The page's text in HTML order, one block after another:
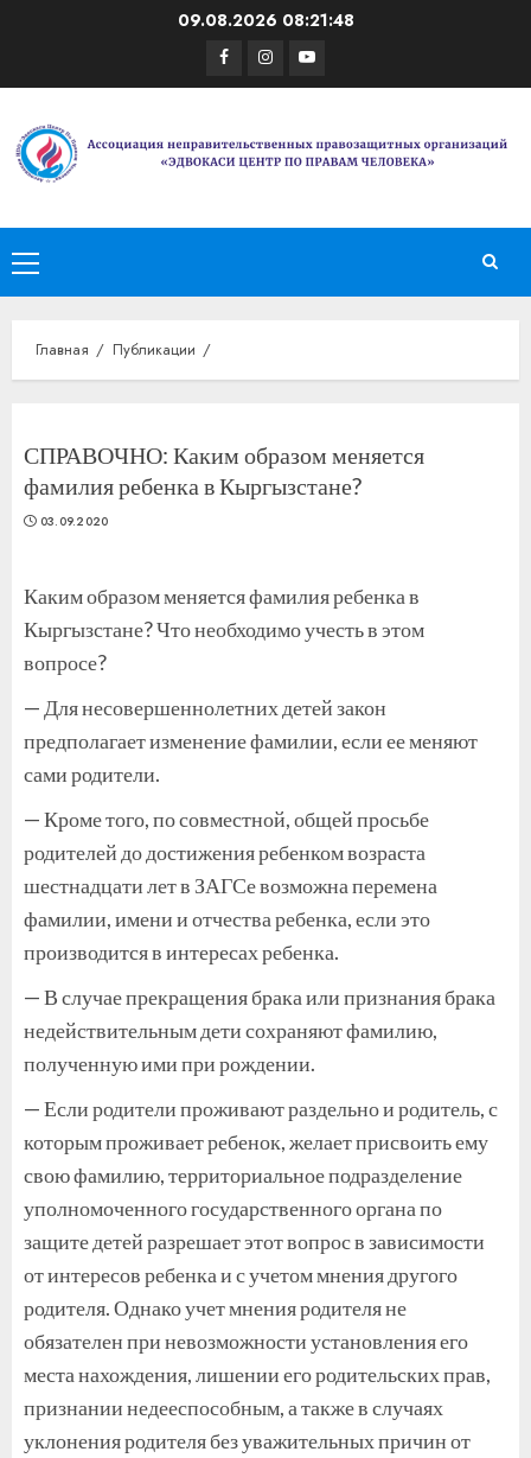
09.08.2026 08:21:49
Facebook
Instagram
Youtube
Основное
меню
Главная Публикации
СПРАВОЧНО: Каким образом меняется
фамилия ребенка в Кыргызстане?
03.09.2020
Каким образом меняется фамилия ребенка в
Кыргызстане? Что необходимо учесть в этом
вопросе?
— Для несовершеннолетних детей закон
предполагает изменение фамилии, если ее меняют
сами родители.
— Кроме того, по совместной, общей просьбе
родителей до достижения ребенком возраста
шестнадцати лет в ЗАГСе возможна перемена
фамилии, имени и отчества ребенка, если это
производится в интересах ребенка.
— В случае прекращения брака или признания брака
недействительным дети сохраняют фамилию,
полученную ими при рождении.
— Если родители проживают раздельно и родитель, с
которым проживает ребенок, желает присвоить ему
свою фамилию, территориальное подразделение
уполномоченного государственного органа по
защите детей разрешает этот вопрос в зависимости
от интересов ребенка и с учетом мнения другого
родителя. Однако учет мнения родителя не
обязателен при невозможности установления его
места нахождения, лишении его родительских прав,
признании недееспособным, а также в случаях
уклонения родителя без уважительных причин от